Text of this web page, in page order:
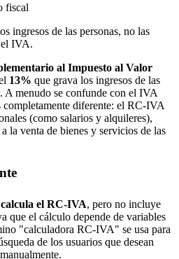
fiscal
ingresos de las personas, no las
el IVA.
al Impuesto al Valor
13% que grava los ingresos de las
A menudo se confunde con el IVA
completamente diferente: el RC-IVA
(como salarios y alquileres),
la venta de bienes y servicios de las
el RC-IVA, pero no incluye
que el cálculo depende de variables
"calculadora RC-IVA" se usa para
de los usuarios que desean